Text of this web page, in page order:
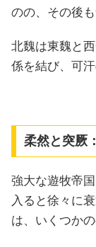
のの、その後
北魏は東魏と
係を結び、可
柔然と突厥
強大な遊牧帝
入ると徐々に
は、いくつか